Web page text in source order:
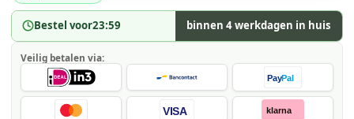
Bestel voor23:59 binnen 4 werkdagen in huis
Veilig betalen via:
PayPal
VISA klarna